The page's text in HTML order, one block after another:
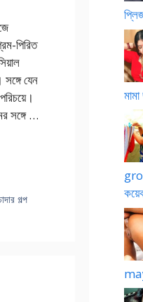
পিরিত
যেন
সঙ্গে …
গল্প